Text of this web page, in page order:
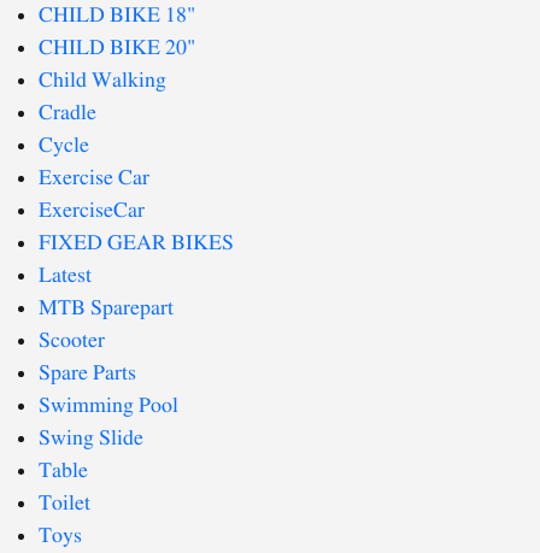
CHILD BIKE 18"
CHILD BIKE 20"
Child Walking
Cradle
Cycle
Exercise Car
ExerciseCar
FIXED GEAR BIKES
Latest
MTB Sparepart
Scooter
Spare Parts
Swimming Pool
Swing Slide
Table
Toilet
Toys